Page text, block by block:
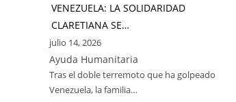
VENEZUELA: LA SOLIDARIDAD
CLARETIANA SE…
julio 14, 2026
Ayuda Humanitaria
Tras el doble terremoto que ha golpeado
Venezuela, la familia…